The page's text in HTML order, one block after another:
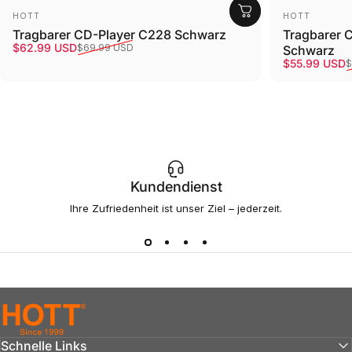
Anbieter:
HOTT
Tragbarer CD-Player C228 Schwarz
Verkaufspreis
$62.99 USD
Normaler Preis$69.99 USD
Anbieter:
HOTT
Tragbarer
Schwarz
$55.99 USD
Normaler
Kundendienst
Ihre Zufriedenheit ist unser Ziel – jederzeit.
hottaudio
Schnelle Links